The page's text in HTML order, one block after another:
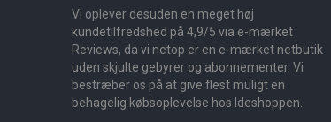
Vi oplever desuden en meget høj
kundetilfredshed på 4,9/5 via e-mærket
Reviews, da vi netop er en e-mærket netbutik
uden skjulte gebyrer og abonnementer. Vi
bestræber os på at give flest muligt en
behagelig købsoplevelse hos Ideshoppen.